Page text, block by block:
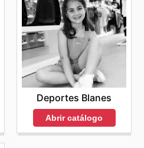
Deportes Blanes
Abrir catálogo